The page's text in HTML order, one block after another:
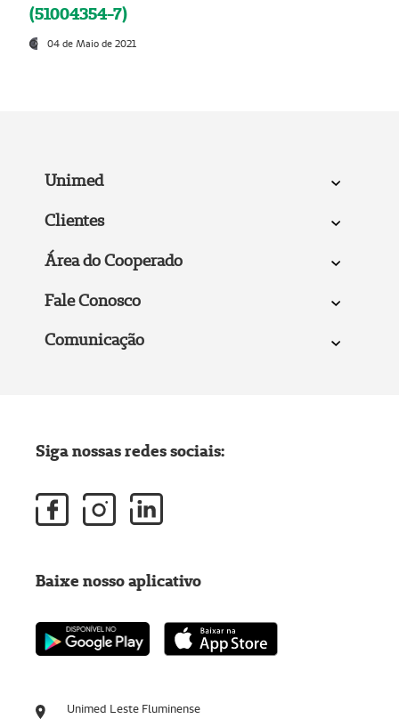
(51004354-7)
04 de Maio de 2021
Unimed
Clientes
Área do Cooperado
Fale Conosco
Comunicação
Unimed Leste Fluminense
Siga nossas redes sociais:
Baixe nosso aplicativo